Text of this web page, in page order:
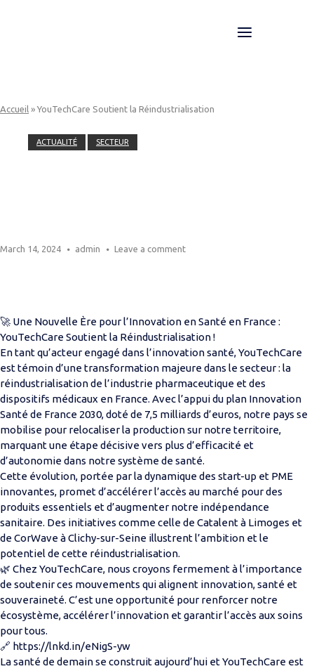
Menu
Accueil » YouTechCare Soutient la Réindustrialisation
ACTUALITÉ SECTEUR
March 14, 2024 admin Leave a comment
🚀 Une Nouvelle Ère pour l’Innovation en Santé en France :
YouTechCare Soutient la Réindustrialisation !
En tant qu’acteur engagé dans l’innovation santé, YouTechCare
est témoin d’une transformation majeure dans le secteur : la
réindustrialisation de l’industrie pharmaceutique et des
dispositifs médicaux en France. Avec l’appui du plan Innovation
Santé de France 2030, doté de 7,5 milliards d’euros, notre pays se
mobilise pour relocaliser la production sur notre territoire,
marquant une étape décisive vers plus d’efficacité et
d’autonomie dans notre système de santé.
Cette évolution, portée par la dynamique des start-up et PME
innovantes, promet d’accélérer l’accès au marché pour des
produits essentiels et d’augmenter notre indépendance
sanitaire. Des initiatives comme celle de Catalent à Limoges et
de CorWave à Clichy-sur-Seine illustrent l’ambition et le
potentiel de cette réindustrialisation.
🌿 Chez YouTechCare, nous croyons fermement à l’importance
de soutenir ces mouvements qui alignent innovation, santé et
souveraineté. C’est une opportunité pour renforcer notre
écosystème, accélérer l’innovation et garantir l’accès aux soins
pour tous.
🔗 https://lnkd.in/eNigS-yw
La santé de demain se construit aujourd’hui et YouTechCare est